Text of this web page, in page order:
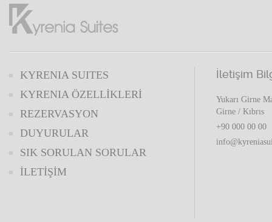
KYRENIA SUITES
KYRENIA ÖZELLİKLERİ
REZERVASYON
DUYURULAR
SIK SORULAN SORULAR
İLETİŞİM
İletişim
Yukarı Girne
Girne / Kıbrıs
+90 000 00 00